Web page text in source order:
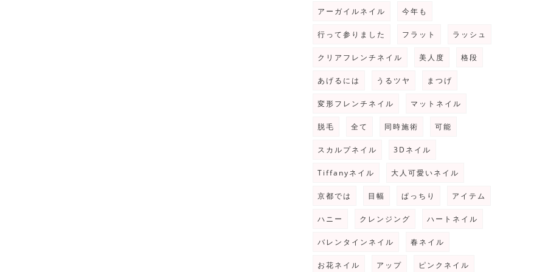
アーガイルネイル 今年も
行って参りました フラット ラッシュ
クリアフレンチネイル 美人度 格段
あげるには うるツヤ まつげ
変形フレンチネイル マットネイル
脱毛 全て 同時施術 可能
スカルプネイル 3Dネイル
Tiffanyネイル 大人可愛いネイル
京都では 目幅 ぱっちり アイテム
ハニー クレンジング ハートネイル
バレンタインネイル 春ネイル
お花ネイル アップ ピンクネイル